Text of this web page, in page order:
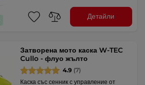
Детайли
Затворена мото каска W-TEC
Cullo - флуо жълто
4.9 (7)
Каска със сенник с управление от